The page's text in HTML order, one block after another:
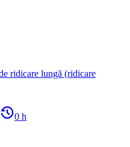
ridicare lungă (ridicare
history_20 h